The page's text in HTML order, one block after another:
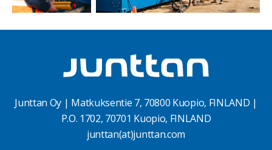
Junttan Oy | Matkuksentie 7, 70800 Kuopio, FINLAND |
P.O. 1702, 70701 Kuopio, FINLAND
junttan(at)junttan.com